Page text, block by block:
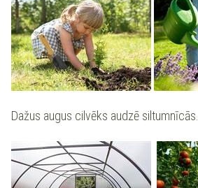
Dažus augus cilvēks audzē siltumnīcās.